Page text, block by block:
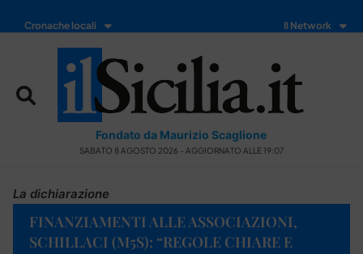
Cronache locali Il Network
Fondato da Maurizio Scaglione
SABATO 8 AGOSTO 2026 - AGGIORNATO ALLE 19:07
La dichiarazione
FINANZIAMENTI ALLE ASSOCIAZIONI,
SCHILLACI (M5S): “REGOLE CHIARE E